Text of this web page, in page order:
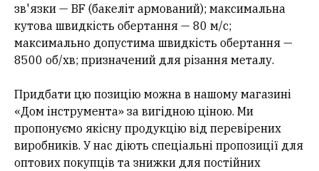
зв'язки — BF (бакеліт армований); максимальна
кутова швидкість обертання — 80 м/с;
максимально допустима швидкість обертання —
8500 об/хв; призначений для різання металу.
Придбати цю позицію можна в нашому магазині
«Дом інструмента» за вигідною ціною. Ми
пропонуємо якісну продукцію від перевірених
виробників. У нас діють спеціальні пропозиції для
оптових покупців та знижки для постійних